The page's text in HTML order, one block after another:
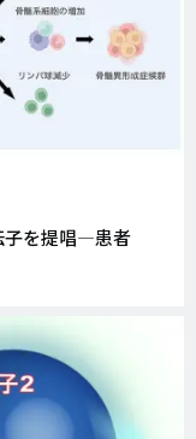
子を提唱―患者